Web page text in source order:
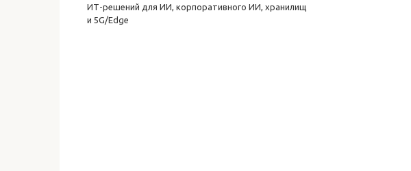
ИТ-решений для ИИ, корпоративного ИИ, хранилищ
и 5G/Edge